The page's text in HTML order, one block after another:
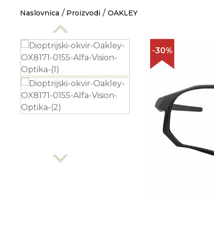
Naslovnica Proizvodi OAKLEY
-30%